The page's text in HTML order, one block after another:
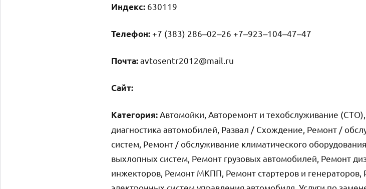
Индекс: 630119
Телефон: +7 (383) 286‒02‒26 +7‒923‒104‒47‒47
Почта:avtosentr2012@mail.ru
Cайт:
Категория: Автомойки, Авторемонт и техобслуживание
диагностика автомобилей, Развал / Схождение, Ремонт /
систем, Ремонт / обслуживание климатического
выхлопных систем, Ремонт грузовых автомобилей, Ремонт
инжекторов, Ремонт МКПП, Ремонт стартеров и генераторов,